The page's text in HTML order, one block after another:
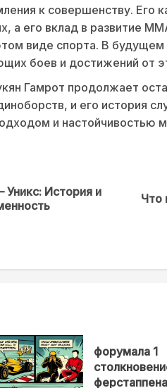
к совершенству. Его
а его вклад в развитие
виде спорта. В
боев и достижений от
Гамрот продолжает
и его история
и настойчивостью
Уникс: История и
Что
форумала 1